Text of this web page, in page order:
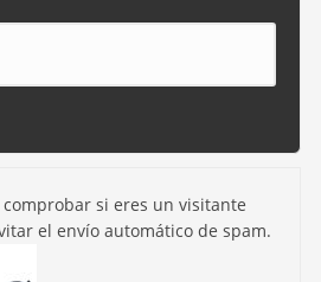
si eres un visitante
el envío automático de spam.